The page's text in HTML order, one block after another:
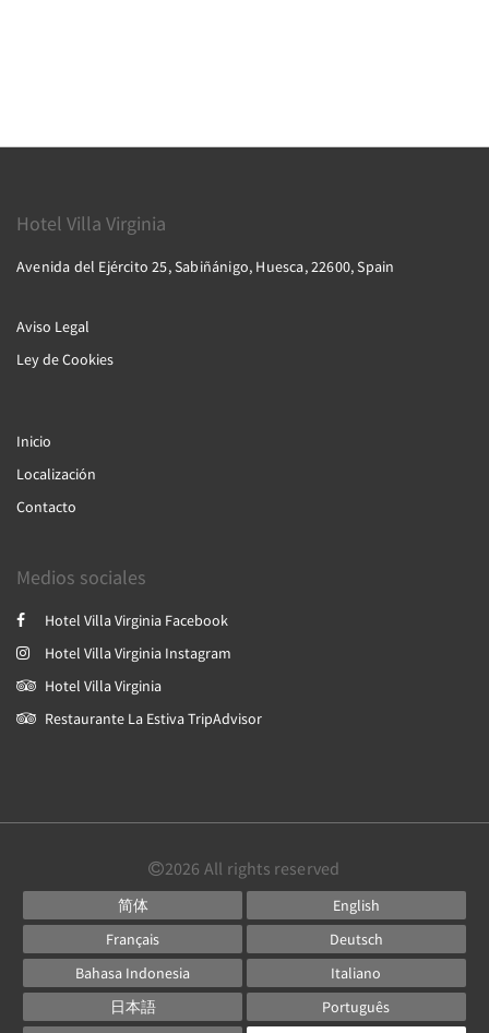
Hotel Villa Virginia
Avenida del Ejército 25, Sabiñánigo, Huesca, 22600, Spain
Aviso Legal
Ley de Cookies
Inicio
Localización
Contacto
Medios sociales
Hotel Villa Virginia Facebook
Hotel Villa Virginia Instagram
Hotel Villa Virginia
Restaurante La Estiva TripAdvisor
2026 All rights reserved
简体
English
Français
Deutsch
Bahasa Indonesia
Italiano
日本語
Português